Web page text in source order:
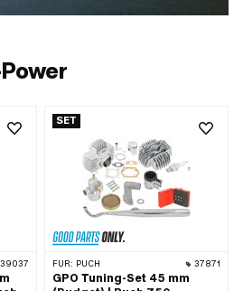
39037
SET
FÜR: PUCH 37871
GPO Tuning-Set 45 mm